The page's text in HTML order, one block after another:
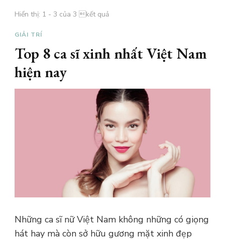
Hiển thị: 1 - 3 của 3 kết quả
GIẢI TRÍ
Top 8 ca sĩ xinh nhất Việt Nam
hiện nay
Những ca sĩ nữ Việt Nam không những có giọng
hát hay mà còn sở hữu gương mặt xinh đẹp